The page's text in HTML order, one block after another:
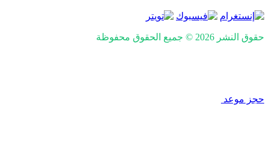
حقوق النشر 2026 © جميع الحقوق محفوظة
حجز موعد